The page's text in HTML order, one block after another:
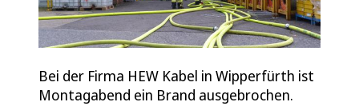
Bei der Firma HEW Kabel in Wipperfürth ist
Montagabend ein Brand ausgebrochen.